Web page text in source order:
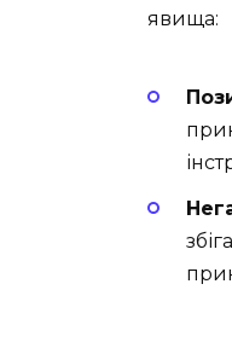
явища: